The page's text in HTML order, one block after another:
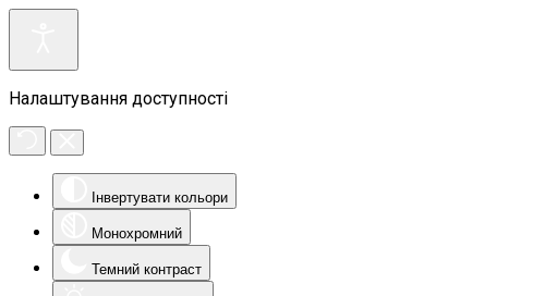
Налаштування доступності
Інвертувати кольори
Монохромний
Темний контраст